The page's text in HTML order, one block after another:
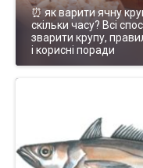
⏰ як варити ячну
скільки часу? Всі
зварити крупу,
і корисні поради